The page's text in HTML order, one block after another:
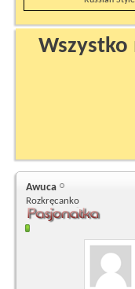
Awuca
Rozkręcanko